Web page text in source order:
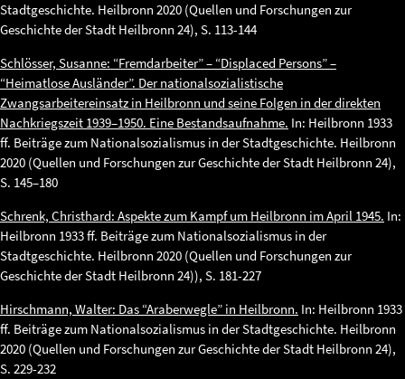
Stadtgeschichte. Heilbronn 2020 (Quellen und Forschungen zur
Geschichte der Stadt Heilbronn 24), S. 113-144
Schlösser, Susanne: “Fremdarbeiter” – “Displaced Persons” –
“Heimatlose Ausländer”. Der nationalsozialistische
Zwangsarbeitereinsatz in Heilbronn und seine Folgen in der direkten
Nachkriegszeit 1939–1950. Eine Bestandsaufnahme. In: Heilbronn 1933
ff. Beiträge zum Nationalsozialismus in der Stadtgeschichte. Heilbronn
2020 (Quellen und Forschungen zur Geschichte der Stadt Heilbronn 24),
S. 145–180
Schrenk, Christhard: Aspekte zum Kampf um Heilbronn im April 1945. In:
Heilbronn 1933 ff. Beiträge zum Nationalsozialismus in der
Stadtgeschichte. Heilbronn 2020 (Quellen und Forschungen zur
Geschichte der Stadt Heilbronn 24)), S. 181-227
Hirschmann, Walter: Das “Araberwegle” in Heilbronn. In: Heilbronn 1933
ff. Beiträge zum Nationalsozialismus in der Stadtgeschichte. Heilbronn
2020 (Quellen und Forschungen zur Geschichte der Stadt Heilbronn 24),
S. 229-232